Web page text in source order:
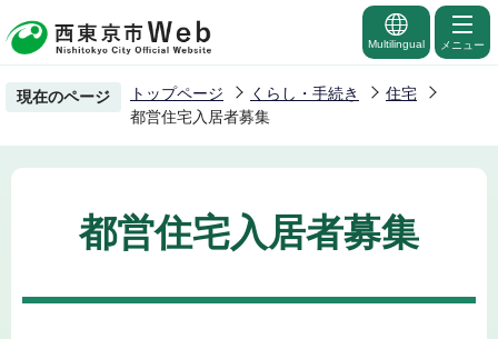
の
ー
Multilingual メニュー
現在のページ トップページ くらし・手続き
住宅
都営住宅入居者募集
都営住宅入居者募集